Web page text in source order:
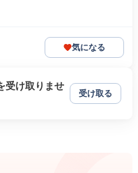
気になる
受け取りませ
受け取る